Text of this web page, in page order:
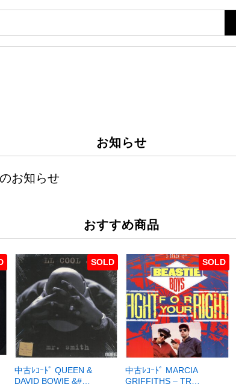
お知らせ
お知らせ
おすすめ商品
SOLD
中古ﾚｺｰﾄﾞ QUEEN &
DAVID BOWIE &#…
SOLD
中古ﾚｺｰﾄﾞ MARCIA
GRIFFITHS – TR…